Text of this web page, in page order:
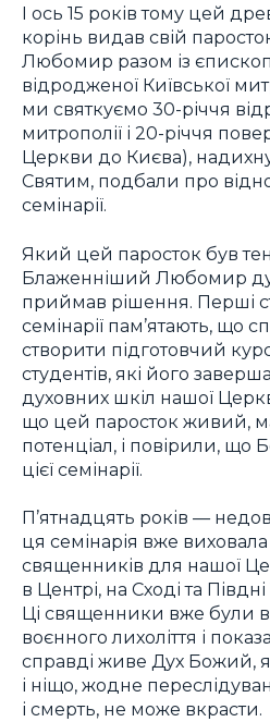
І ось 15 років тому цей
корінь видав свій
Любомир разом із
відродженої Київської
ми святкуємо 30-річчя
митрополії і 20-річчя
Церкви до Києва),
Святим, подбали про
семінарії.
Який цей паросток був
Блаженніший Любомир
приймав рішення. Перші
семінарії пам’ятають, що
створити підготовчий
студентів, які його
духовних шкіл нашої
що цей паросток живий,
потенціал, і повірили, що
цієї семінарії.
П’ятнадцять років —
ця семінарія вже
священників для нашої
в Центрі, на Сході та
Ці священники вже були
воєнного лихоліття і
справді живе Дух Божий,
і ніщо, жодне
і смерть, не може вкрасти.